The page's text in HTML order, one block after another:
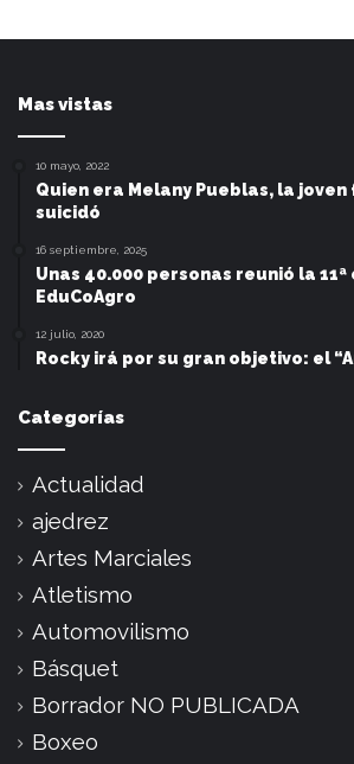
Mas vistas
10 mayo, 2022
Quien era Melany Pueblas, la
suicidó
16 septiembre, 2025
Unas 40.000 personas reunió la
EduCoAgro
12 julio, 2020
Rocky irá por su gran objetivo: el
Categorías
Actualidad
ajedrez
Artes Marciales
Atletismo
Automovilismo
Básquet
Borrador NO PUBLICADA
Boxeo